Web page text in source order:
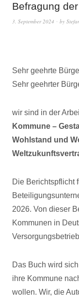
Befragung
3. September 2024 by
Sehr geehrte
Sehr geehrter
wir sind in der
Kommune –
Wohlstand und
Die Berichtspflicht
2026. Von dieser
Kommunen in
Das Buch wird
ihre Kommune
wollen. Wir, die